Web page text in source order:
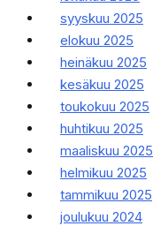
syyskuu 2025
elokuu 2025
heinäkuu 2025
kesäkuu 2025
toukokuu 2025
huhtikuu 2025
maaliskuu 2025
helmikuu 2025
tammikuu 2025
joulukuu 2024